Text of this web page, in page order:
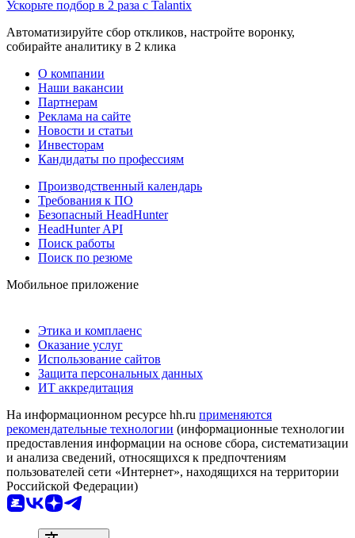
Ускорьте подбор в 2 раза с Talantix
Автоматизируйте сбор откликов, настройте воронку,
собирайте аналитику в 2 клика
О компании
Наши вакансии
Партнерам
Реклама на сайте
Новости и статьи
Инвесторам
Кандидаты по профессиям
Производственный календарь
Требования к ПО
Безопасный HeadHunter
HeadHunter API
Поиск работы
Поиск по резюме
Мобильное приложение
Этика и комплаенс
Оказание услуг
Использование сайтов
Защита персональных данных
ИТ аккредитация
На информационном ресурсе hh.ru применяются
рекомендательные технологии (информационные технологии
предоставления информации на основе сбора, систематизации
и анализа сведений, относящихся к предпочтениям
пользователей сети «Интернет», находящихся на территории
Российской Федерации)